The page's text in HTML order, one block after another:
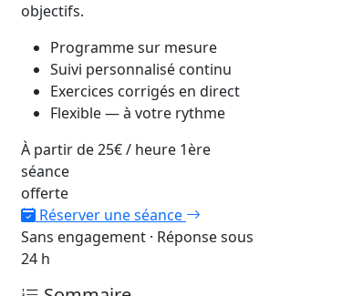
objectifs.
Programme sur mesure
Suivi personnalisé continu
Exercices corrigés en direct
Flexible — à votre rythme
À partir de25€/ heure 1ère
séance
offerte
Réserver une séance
Sans engagement · Réponse sous
24 h